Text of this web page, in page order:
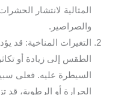
المثالية لانتشار
والصراصير.
التغيرات المناخية: قد
الطقس إلى زيادة أو
السيطرة عليه. فعلى
الحرارة أو الرطوبة، قد